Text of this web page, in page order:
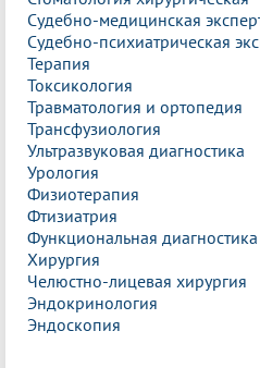
Судебно-медицинская
Судебно-психиатрическая
Терапия
Токсикология
Травматология и ортопедия
Трансфузиология
Ультразвуковая диагностика
Урология
Физиотерапия
Фтизиатрия
Функциональная диагностика
Хирургия
Челюстно-лицевая хирургия
Эндокринология
Эндоскопия